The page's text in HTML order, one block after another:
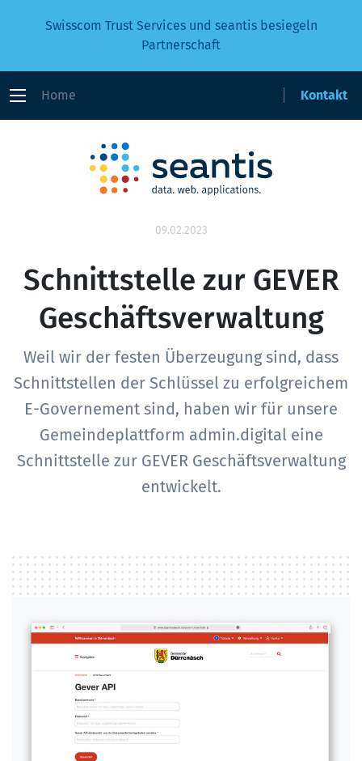
Swisscom Trust Services und seantis besiegeln
Partnerschaft
Home Kontakt
09.02.2023
Schnittstelle zur GEVER
Geschäftsverwaltung
Weil wir der festen Überzeugung sind, dass
Schnittstellen der Schlüssel zu erfolgreichem
E-Governement sind, haben wir für unsere
Gemeindeplattform admin.digital eine
Schnittstelle zur GEVER Geschäftsverwaltung
entwickelt.